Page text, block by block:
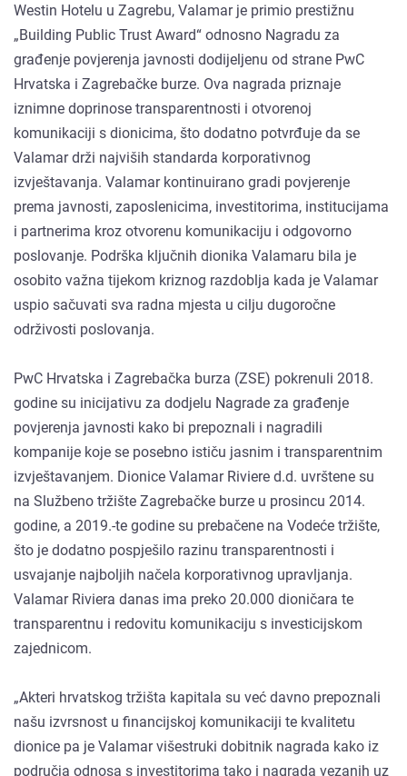
Westin Hotelu u Zagrebu, Valamar je primio prestižnu
„Building Public Trust Award“ odnosno Nagradu za
građenje povjerenja javnosti dodijeljenu od strane PwC
Hrvatska i Zagrebačke burze. Ova nagrada priznaje
iznimne doprinose transparentnosti i otvorenoj
komunikaciji s dionicima, što dodatno potvrđuje da se
Valamar drži najviših standarda korporativnog
izvještavanja. Valamar kontinuirano gradi povjerenje
prema javnosti, zaposlenicima, investitorima, institucijama
i partnerima kroz otvorenu komunikaciju i odgovorno
poslovanje. Podrška ključnih dionika Valamaru bila je
osobito važna tijekom kriznog razdoblja kada je Valamar
uspio sačuvati sva radna mjesta u cilju dugoročne
održivosti poslovanja.
PwC Hrvatska i Zagrebačka burza (ZSE) pokrenuli 2018.
godine su inicijativu za dodjelu Nagrade za građenje
povjerenja javnosti kako bi prepoznali i nagradili
kompanije koje se posebno ističu jasnim i transparentnim
izvještavanjem. Dionice Valamar Riviere d.d. uvrštene su
na Službeno tržište Zagrebačke burze u prosincu 2014.
godine, a 2019.-te godine su prebačene na Vodeće tržište,
što je dodatno pospješilo razinu transparentnosti i
usvajanje najboljih načela korporativnog upravljanja.
Valamar Riviera danas ima preko 20.000 dioničara te
transparentnu i redovitu komunikaciju s investicijskom
zajednicom.
„Akteri hrvatskog tržišta kapitala su već davno prepoznali
našu izvrsnost u financijskoj komunikaciji te kvalitetu
dionice pa je Valamar višestruki dobitnik nagrada kako iz
područja odnosa s investitorima tako i nagrada vezanih uz